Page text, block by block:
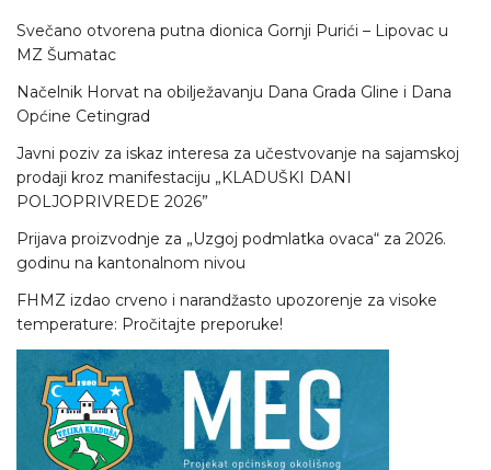
Svečano otvorena putna dionica Gornji Purići – Lipovac u
MZ Šumatac
Načelnik Horvat na obilježavanju Dana Grada Gline i Dana
Općine Cetingrad
Javni poziv za iskaz interesa za učestvovanje na sajamskoj
prodaji kroz manifestaciju „KLADUŠKI DANI
POLJOPRIVREDE 2026”
Prijava proizvodnje za „Uzgoj podmlatka ovaca“ za 2026.
godinu na kantonalnom nivou
FHMZ izdao crveno i narandžasto upozorenje za visoke
temperature: Pročitajte preporuke!